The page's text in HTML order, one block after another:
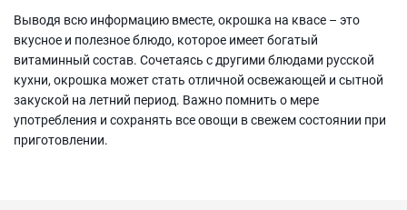
Выводя всю информацию вместе, окрошка на квасе – это
вкусное и полезное блюдо, которое имеет богатый
витаминный состав. Сочетаясь с другими блюдами русской
кухни, окрошка может стать отличной освежающей и сытной
закуской на летний период. Важно помнить о мере
употребления и сохранять все овощи в свежем состоянии при
приготовлении.